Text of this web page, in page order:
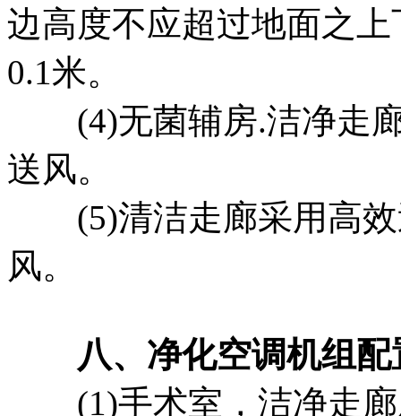
边高度不应超过地面之
0.1米。
(4)无菌辅房.洁净走廊
送风。
(5)清洁走廊采用高效
风。
八、净化空调机组配
(1)手术室，洁净走廊